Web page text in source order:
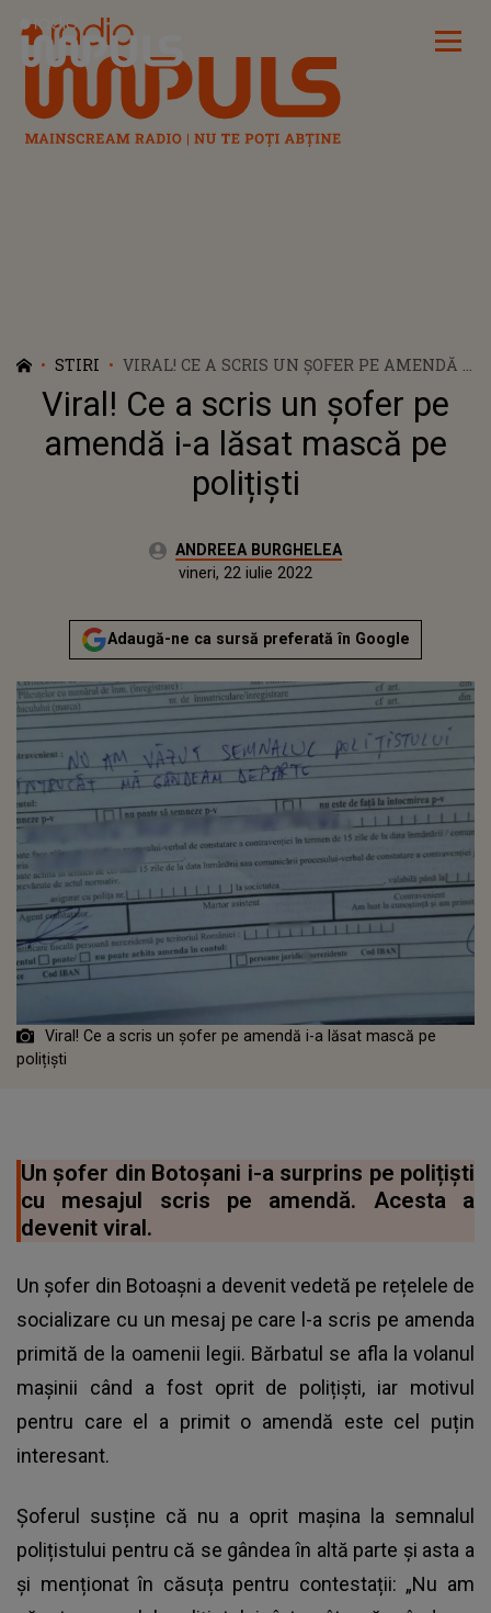
Radio Impuls
STIRI
VIRAL! CE A SCRIS UN ȘOFER PE AMENDĂ I-
A LĂSAT MASCĂ PE POLIȚIȘTI
Viral! Ce a scris un șofer pe
amendă i-a lăsat mască pe
polițiști
Autor:ANDREEA BURGHELEA
miercuri, 21 aprilie 2021Actualizat:
vineri, 22 iulie 2022
Adaugă-ne ca sursă preferată în Google
Viral! Ce a scris un șofer pe amendă i-a lăsat mască pe
polițiști
Un șofer din Botoșani i-a surprins pe polițiști
cu mesajul scris pe amendă. Acesta a
devenit viral.
Un șofer din Botoașni a devenit vedetă pe rețelele de
socializare cu un mesaj pe care l-a scris pe amenda
primită de la oamenii legii. Bărbatul se afla la volanul
mașinii când a fost oprit de polițiști, iar motivul
pentru care el a primit o amendă este cel puțin
interesant.
Șoferul susține că nu a oprit mașina la semnalul
polițistului pentru că se gândea în altă parte și asta a
și menționat în căsuța pentru contestații: „Nu am